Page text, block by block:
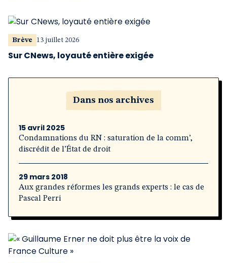
Brève 13 juillet 2026
Sur CNews, loyauté entière exigée
Dans nos archives
15 avril 2025
Condamnations du RN : saturation de la comm’,
discrédit de l’État de droit
29 mars 2018
Aux grandes réformes les grands experts : le cas de
Pascal Perri